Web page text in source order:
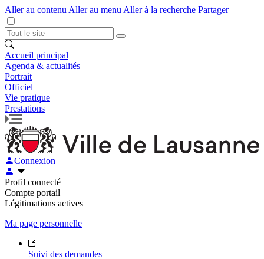
Aller au contenu Aller au menu Aller à la recherche Partager
Accueil principal
Agenda & actualités
Portrait
Officiel
Vie pratique
Prestations
Connexion
Profil connecté
Compte portail
Légitimations actives
Ma page personnelle
Suivi des demandes